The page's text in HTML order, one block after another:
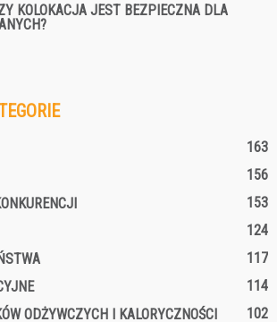
KOLOKACJA JEST BEZPIECZNA DLA
163
156
153
124
117
114
ODŻYWCZYCH I KALORYCZNOŚCI
102